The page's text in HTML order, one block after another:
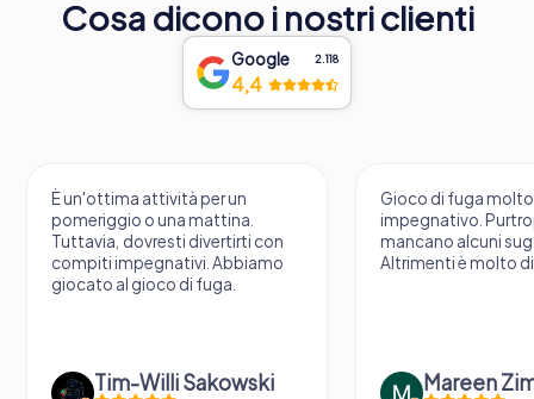
Cosa dicono i nostri clienti
Google 2.118
4,4
È un'ottima attività per un
pomeriggio o una mattina.
Tuttavia, dovresti divertirti con
compiti impegnativi. Abbiamo
giocato al gioco di fuga.
Tim-Willi Sakowski
Gioco di fuga molto
impegnativo.
mancano alcuni
Altrimenti è molto
Mareen